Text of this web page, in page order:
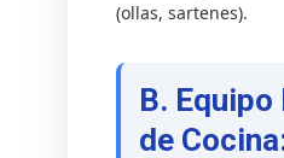
(ollas, sartenes).
B. Equipo
de